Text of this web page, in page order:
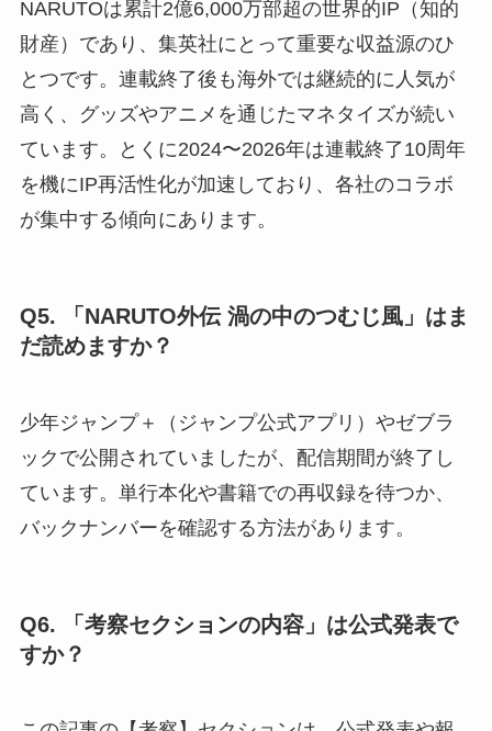
NARUTOは累計2億6,000万部超の世界的IP（知的
財産）であり、集英社にとって重要な収益源のひ
とつです。連載終了後も海外では継続的に人気が
高く、グッズやアニメを通じたマネタイズが続い
ています。とくに2024〜2026年は連載終了10周年
を機にIP再活性化が加速しており、各社のコラボ
が集中する傾向にあります。
Q5. 「NARUTO外伝 渦の中のつむじ風」はま
だ読めますか？
少年ジャンプ＋（ジャンプ公式アプリ）やゼブラ
ックで公開されていましたが、配信期間が終了し
ています。単行本化や書籍での再収録を待つか、
バックナンバーを確認する方法があります。
Q6. 「考察セクションの内容」は公式発表で
すか？